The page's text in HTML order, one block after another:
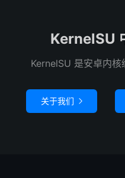
KernelSU
KernelSU 是安卓内核
关于我们 